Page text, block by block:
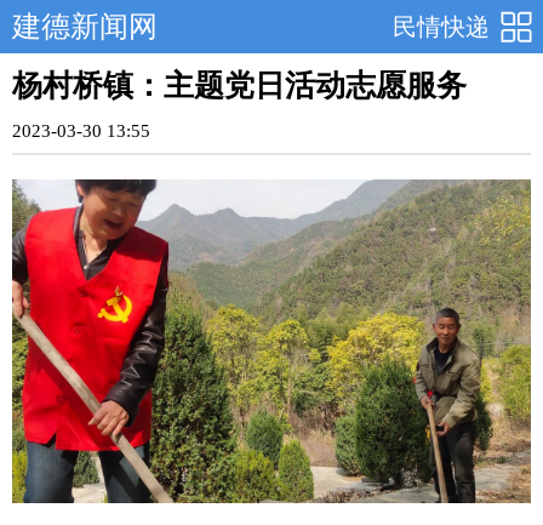
民情快递
建德新闻网
杨村桥镇：主题党日活动志愿服务
2023-03-30 13:55